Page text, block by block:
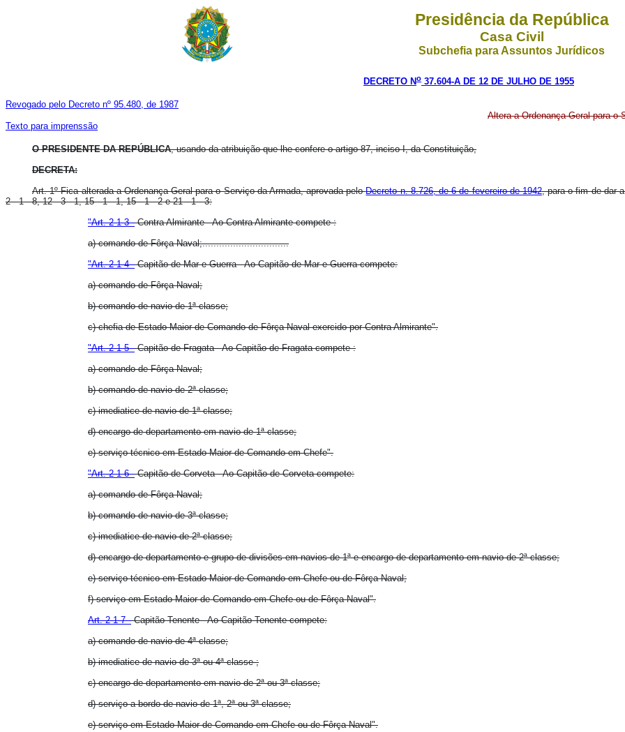
Presidência da República
Casa Civil
Subchefia para Assuntos Jurídicos
DECRETO No 37.604-A DE 12 DE JULHO DE 1955
Revogado pelo Decreto nº 95.480, de 1987
Texto para imprenssão
Altera a Ordenança Geral para o
O PRESIDENTE DA REPÚBLICA, usando da atribuição que lhe confere o artigo 87, inciso I, da Constituição,
DECRETA:
Art. 1º Fica alterada a Ordenança Geral para o Serviço da Armada, aprovada peloDecreto n. 8.726, de 6 de fevereiro de 1942, para o fim de dar
2 - 1 - 8, 12 - 3 - 1, 15 - 1 - 1, 15 - 1 - 2 e 21 - 1 - 3:
"Art. 2-1-3 -Contra Almirante - Ao Contra Almirante compete :
a) comando de Fôrça Naval;...............................
"Art. 2-1-4 -Capitão de Mar e Guerra - Ao Capitão de Mar e Guerra compete:
a) comando de Fôrça Naval;
b) comando de navio de 1ª classe;
c) chefia de Estado Maior de Comando de Fôrça Naval exercido por Contra Almirante".
"Art. 2-1-5 -Capitão de Fragata - Ao Capitão de Fragata compete :
a) comando de Fôrça Naval;
b) comando de navio de 2ª classe;
c) imediatice de navio de 1ª classe;
d) encargo de departamento em navio de 1ª classe;
e) serviço técnico em Estado Maior de Comando em Chefe".
"Art. 2-1-6 -Capitão de Corveta - Ao Capitão de Corveta compete:
a) comando de Fôrça Naval;
b) comando de navio de 3ª classe;
c) imediatice de navio de 2ª classe;
d) encargo de departamento e grupo de divisões em navios de 1ª e encargo de departamento em navio de 2ª classe;
e) serviço técnico em Estado Maior de Comando em Chefe ou de Fôrça Naval;
f) serviço em Estado Maior de Comando em Chefe ou de Fôrça Naval".
Art. 2-1-7 -Capitão Tenente - Ao Capitão Tenente compete:
a) comando de navio de 4ª classe;
b) imediatice de navio de 3ª ou 4ª classe ;
c) encargo de departamento em navio de 2ª ou 3ª classe;
d) serviço a bordo de navio de 1ª, 2ª ou 3ª classe;
e) serviço em Estado Maior de Comando em Chefe ou de Fôrça Naval".